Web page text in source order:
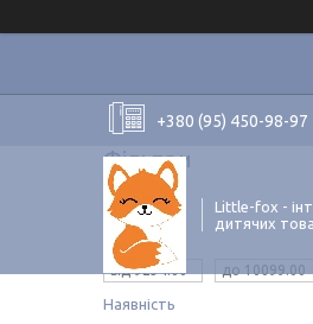
+380 (95) 450-98-97
Little-fox -
дитячих
Фільтри
Ціна
Наявність